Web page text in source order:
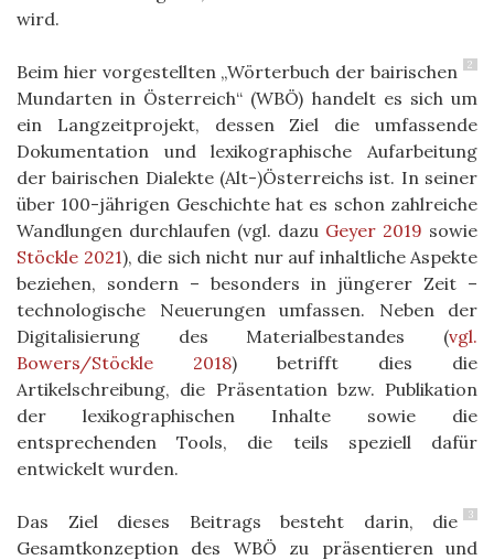
wird.
2
Beim hier vorgestellten „Wörterbuch der bairischen
Mundarten in Österreich“ (WBÖ) handelt es sich um
ein Langzeitprojekt, dessen Ziel die umfassende
Dokumentation und lexikographische Aufarbeitung
der bairischen Dialekte (Alt-)Österreichs ist. In seiner
über 100-jährigen Geschichte hat es schon zahlreiche
Wandlungen durchlaufen (vgl. dazu Geyer 2019 sowie
Stöckle 2021), die sich nicht nur auf inhaltliche Aspekte
beziehen, sondern – besonders in jüngerer Zeit –
technologische Neuerungen umfassen. Neben der
Digitalisierung des Materialbestandes (vgl.
Bowers/Stöckle 2018) betrifft dies die
Artikelschreibung, die Präsentation bzw. Publikation
der lexikographischen Inhalte sowie die
entsprechenden Tools, die teils speziell dafür
entwickelt wurden.
3
Das Ziel dieses Beitrags besteht darin, die
Gesamtkonzeption des WBÖ zu präsentieren und